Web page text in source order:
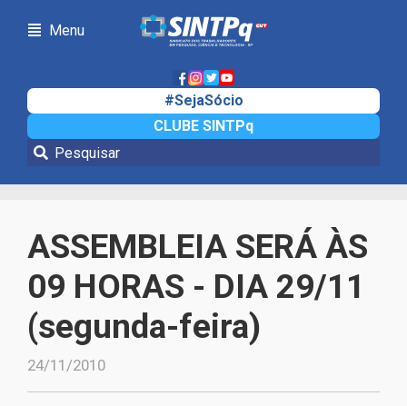
Menu
#SejaSócio
CLUBE SINTPq
Notícias
ASSEMBLEIA SERÁ ÀS
09 HORAS - DIA 29/11
(segunda-feira)
24/11/2010